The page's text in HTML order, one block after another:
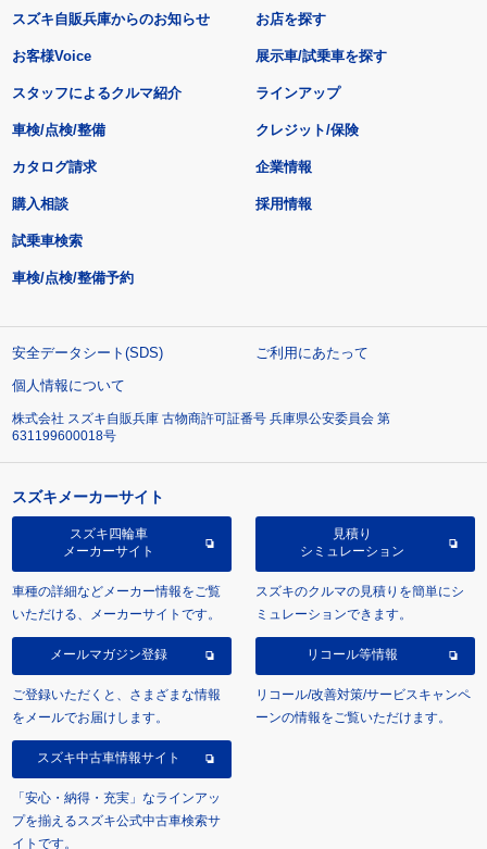
スズキ自販兵庫からのお知らせ
お客様Voice
スタッフによるクルマ紹介
お店を探す
展示車/試乗車を探す
ラインアップ
車検/点検/整備 クレジット/保険
カタログ請求
購入相談
試乗車検索
車検/点検/整備予約
企業情報
採用情報
安全データシート(SDS)
ご利用にあたって
個人情報について
株式会社 スズキ自販兵庫 古物商許可証番号 兵庫県公安委員会 第
631199600018号
スズキメーカーサイト
スズキ四輪車
メーカーサイト
車種の詳細などメーカー情報をご覧
いただける、メーカーサイトです。
見積り
シミュレーション
スズキのクルマの見積りを簡単にシ
ミュレーションできます。
メールマガジン登録
ご登録いただくと、さまざまな情報
をメールでお届けします。
リコール等情報
リコール/改善対策/サービスキャンペ
ーンの情報をご覧いただけます。
スズキ中古車情報サイト
「安心・納得・充実」なラインアッ
プを揃えるスズキ公式中古車検索サ
イトです。